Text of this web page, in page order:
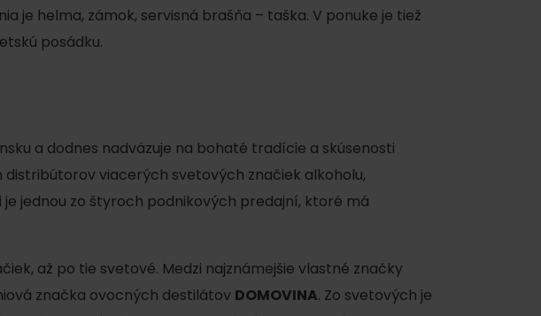
je helma, zámok, servisná brašňa – taška. V ponuke je tiež
posádku.
a dodnes nadväzuje na bohaté tradície a skúsenosti
distribútorov viacerých svetových značiek alkoholu,
je jednou zo štyroch podnikových predajní, ktoré má
až po tie svetové. Medzi najznámejšie vlastné značky
značka ovocných destilátov DOMOVINA. Zo svetových je